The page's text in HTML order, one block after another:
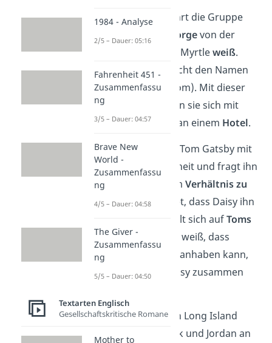
Beim
Tanken
erfährt die Gruppe
von Nick, dass
Georgevon der
seiner Frau Myrtleweiß.
Jedoch kennt er nicht den Namen
des Liebhabers (Tom). Mit dieser
Information treffen sie sich mit
Daisy und Gatsby an einem Hotel.
Dort konfrontiert
Tom Gatsby mit
seiner Vergangenheit und fragt ihn
direkt nach seinemVerhältnis zu
Daisy. Er antwortet, dass Daisy ihn
liebe. Doch sie stellt sich aufToms
Seite. Da Tom nun weiß, dass
Gatsby ihm nichts anhaben kann,
lässt er ihn mit Daisy zusammen
Auf dem Weg nach Long Island
kommen Tom, Nick und Jordan an
1984 - Analyse
2/5 – Dauer: 05:16
Fahrenheit 451 -
Zusammenfassu
ng
3/5 – Dauer: 04:57
Brave New
World -
Zusammenfassu
ng
4/5 – Dauer: 04:58
The Giver -
Zusammenfassu
ng
5/5 – Dauer: 04:50
Textarten Englisch
Gesellschaftskritische Romane
Mother to